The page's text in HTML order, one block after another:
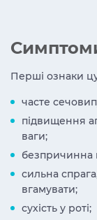
Перші ознаки
часте
підвищення
ваги;
безпричинна
сильна
вгамувати;
сухість у роті;